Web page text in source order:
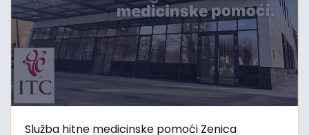
Služba hitne medicinske pomoći Zenica